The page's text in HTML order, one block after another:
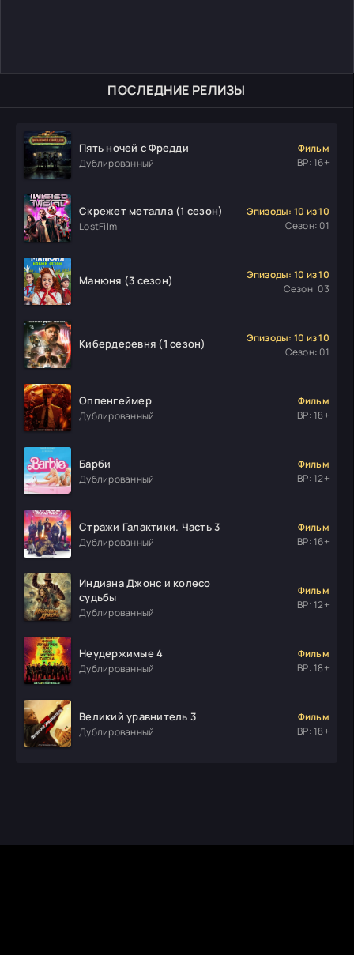
ПОСЛЕДНИЕ РЕЛИЗЫ
Пять ночей с Фредди
Дублированный
Фильм
ВР: 16+
Скрежет металла (1 сезон)
LostFilm
Эпизоды: 10 из 10
Сезон: 01
Манюня (3 сезон)
Эпизоды: 10 из 10
Сезон: 03
Кибердеревня (1 сезон)
Эпизоды: 10 из 10
Сезон: 01
Оппенгеймер
Дублированный
Фильм
ВР: 18+
Барби
Дублированный
Фильм
ВР: 12+
Стражи Галактики. Часть 3
Дублированный
Фильм
ВР: 16+
Индиана Джонс и колесо
судьбы
Дублированный
Фильм
ВР: 12+
Неудержимые 4
Дублированный
Фильм
ВР: 18+
Великий уравнитель 3
Дублированный
Фильм
ВР: 18+